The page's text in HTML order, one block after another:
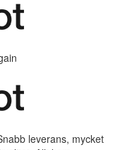
leverans, mycket